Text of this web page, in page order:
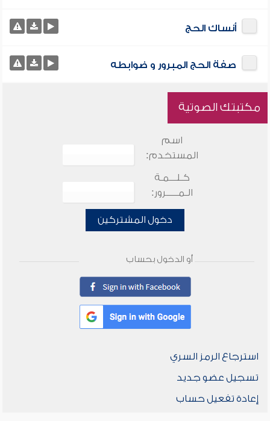
أنساك الحج
صفة الحج المبرور و ضوابطه
مكتبتك الصوتية
اسم
المستخدم:
كـلـــمـة
الـمـــــرور:
دخول المشتركين
أو الدخول بحساب
استرجاع الرمز السري
تسجيل عضو جديد
إعادة تفعيل حساب